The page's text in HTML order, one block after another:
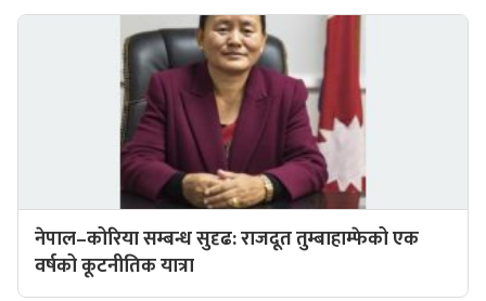
नेपाल–कोरिया सम्बन्ध सुदृढ: राजदूत तुम्बाहाम्फेको एक
वर्षको कूटनीतिक यात्रा